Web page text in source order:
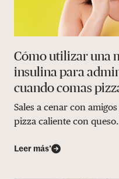
Cómo utilizar una
insulina para
cuando comas
Sales a cenar con
pizza caliente con
Leer más’